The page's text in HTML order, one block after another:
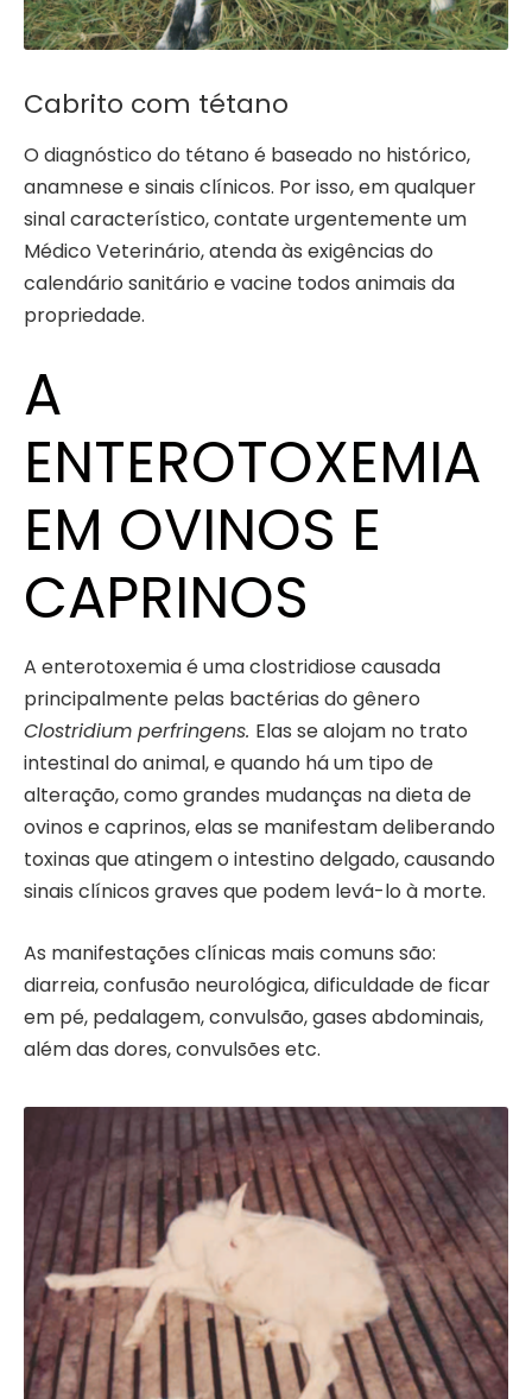
Cabrito com tétano
O diagnóstico do tétano é baseado no histórico,
anamnese e sinais clínicos. Por isso, em qualquer
sinal característico, contate urgentemente um
Médico Veterinário, atenda às exigências do
calendário sanitário e vacine todos animais da
propriedade.
A
ENTEROTOXEMIA
EM OVINOS E
CAPRINOS
A enterotoxemia é uma clostridiose causada
principalmente pelas bactérias do gênero
Clostridium perfringens. Elas se alojam no trato
intestinal do animal, e quando há um tipo de
alteração, como grandes mudanças na dieta de
ovinos e caprinos, elas se manifestam deliberando
toxinas que atingem o intestino delgado, causando
sinais clínicos graves que podem levá-lo à morte.
As manifestações clínicas mais comuns são:
diarreia, confusão neurológica, dificuldade de ficar
em pé, pedalagem, convulsão, gases abdominais,
além das dores, convulsões etc.